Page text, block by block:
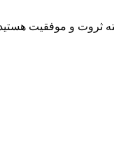
و موفقیت هستید